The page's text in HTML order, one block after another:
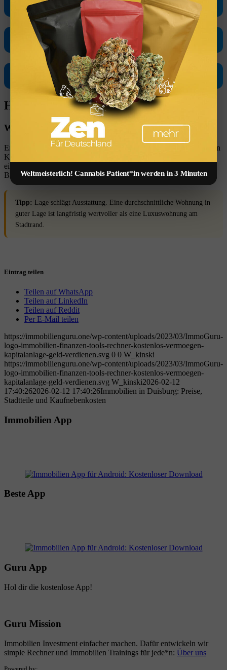
▶ Kaufnebenkosten berechnen
▶ Rendite pruefen
▶ Finanzierung berechnen
Häufige Fragen
Wie viel Eigenkapital brauche ich mindestens?
Empfohlen werden 20–30 % des Kaufpreises plus die vollständigen
Kaufnebenkosten aus Eigenmitteln. Je mehr Eigenkapital Sie
einbringen, desto bessere Zinskonditionen erhalten Sie von der
Bank.
Tipp: Lage schlägt Ausstattung. Eine durchschnittliche Wohnung in
guter Lage ist langfristig wertvoller als eine Luxuswohnung am
Stadtrand.
Eintrag teilen
Teilen auf WhatsApp
Teilen auf LinkedIn
Teilen auf Reddit
Per E-Mail teilen
https://immobilienguru.one/wp-content/uploads/2023/03/ImmoGuru-
logo-immobilien-finanzen-tools-rechner-kostenlos-vermoegen-
kapitalanlage-geld-verdienen.svg 0 0 W_kinski
https://immobilienguru.one/wp-content/uploads/2023/03/ImmoGuru-
logo-immobilien-finanzen-tools-rechner-kostenlos-vermoegen-
kapitalanlage-geld-verdienen.svg W_kinski2026-02-12
17:40:262026-02-12 17:40:26Immobilien in Duisburg: Preise,
Stadtteile und Kaufnebenkosten
Immobilien App
Beste App
Guru App
Hol dir die kostenlose App!
Guru Mission
Immobilien Investment einfacher machen. Dafür entwickeln wir
simple Rechner und Immobilien Trainings für jede*n: Über uns
Weltmeisterlich! Cannabis Patient*in werden in 3 Minuten